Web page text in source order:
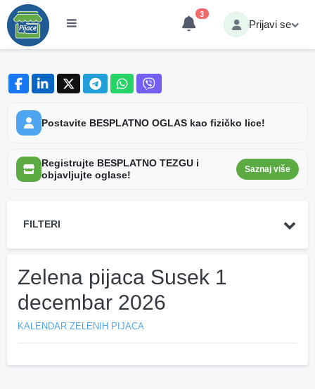
3
Prijavi se
Postavite BESPLATNO OGLAS kao fizičko lice!
Registrujte BESPLATNO TEZGU i
objavljujte oglase!
Saznaj više
FILTERI
Zelena pijaca Susek 1
decembar 2026
KALENDAR ZELENIH PIJACA